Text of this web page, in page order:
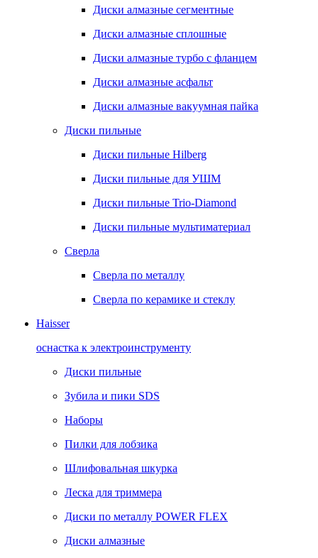
Диски алмазные сегментные
Диски алмазные сплошные
Диски алмазные турбо с фланцем
Диски алмазные асфальт
Диски алмазные вакуумная пайка
Диски пильные
Диски пильные Hilberg
Диски пильные для УШМ
Диски пильные Trio-Diamond
Диски пильные мультиматериал
Сверла
Сверла по металлу
Сверла по керамике и стеклу
Haisser
оснастка к электроинструменту
Диски пильные
Зубила и пики SDS
Наборы
Пилки для лобзика
Шлифовальная шкурка
Леска для триммера
Диски по металлу POWER FLEX
Диски алмазные